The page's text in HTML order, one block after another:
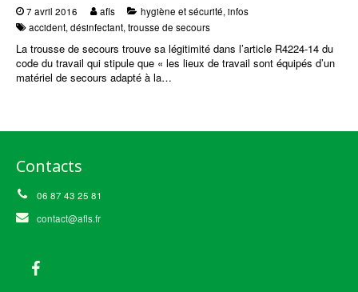
7 avril 2016 afls hygiène et sécurité,infos
accident,désinfectant,trousse de secours
La trousse de secours trouve sa légitimité dans l’article R4224-14 du
code du travail qui stipule que « les lieux de travail sont équipés d’un
matériel de secours adapté à la…
Contacts
06 87 43 25 81
contact@afls.fr